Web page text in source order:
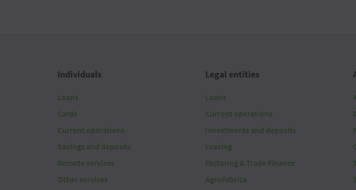
Individuals
Loans
Cards
Current operations
Savings and deposits
Remote services
Other services
Legal entities
Loans
Current operations
Investments and deposits
Leasing
Factoring & Trade Finance
AgroFabrica